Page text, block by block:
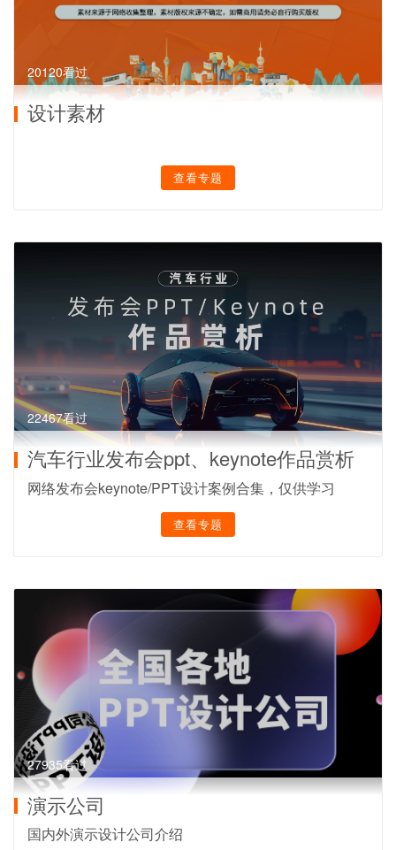
20120看过
设计素材
查看专题
22467看过
汽车行业发布会ppt、keynote作品赏析
网络发布会keynote/PPT设计案例合集，仅供学习
查看专题
27935看过
演示公司
国内外演示设计公司介绍